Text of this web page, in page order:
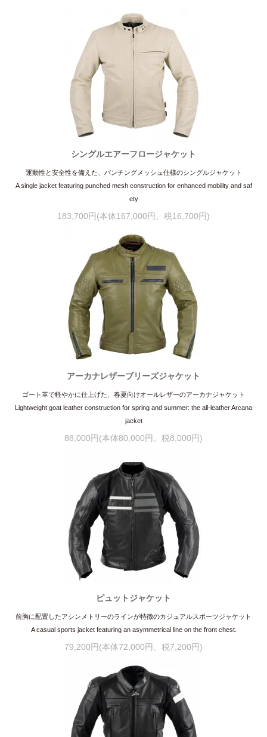
シングルエアーフロージャケット
運動性と安全性を備えた、パンチングメッシュ仕様のシングルジャケット
A single jacket featuring punched mesh construction for enhanced mobility and saf
ety
183,700円(本体167,000円、税16,700円)
アーカナレザーブリーズジャケット
ゴート革で軽やかに仕上げた、春夏向けオールレザーのアーカナジャケット
Lightweight goat leather construction for spring and summer: the all-leather Arcana
jacket
88,000円(本体80,000円、税8,000円)
ピュットジャケット
前胸に配置したアシンメトリーのラインが特徴のカジュアルスポーツジャケット
A casual sports jacket featuring an asymmetrical line on the front chest.
79,200円(本体72,000円、税7,200円)